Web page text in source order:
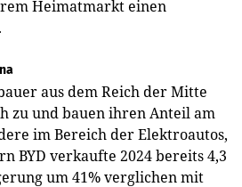
Heimatmarkt einen
aus dem Reich der Mitte
zu und bauen ihren Anteil am
im Bereich der Elektroautos,
BYD verkaufte 2024 bereits 4,3
um 41% verglichen mit